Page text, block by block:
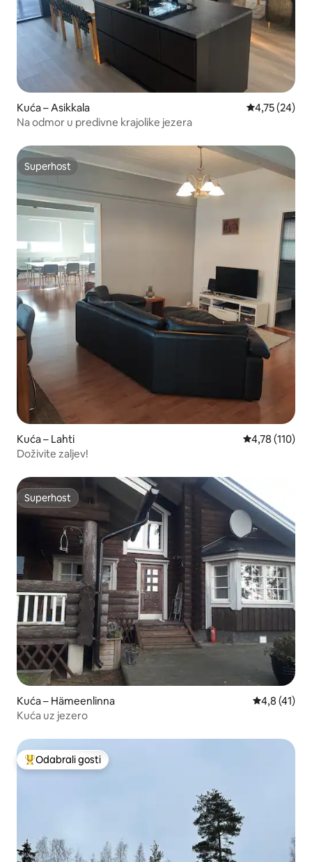
Kuća – Asikkala Prosječna
4,75 (24)
Na odmor u predivne krajolike jezera
Superhost
Superhost
Kuća – Lahti Prosječna
4,78 (110)
Doživite zaljev!
Superhost
Superhost
Kuća – Hämeenlinna Prosječna
4,8 (41)
Kuća uz jezero
Među najviše rangiranima s oznakom „Odabrali gosti”
Odabrali gosti